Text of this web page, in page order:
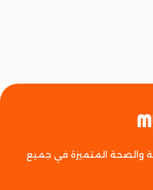
والصحة المتميزة في جميع